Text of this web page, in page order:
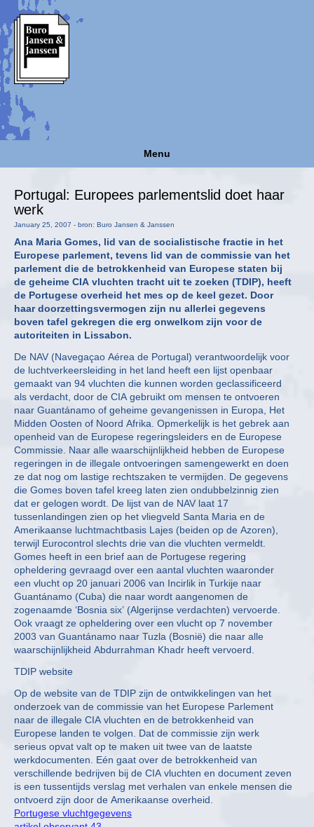
Menu
Portugal: Europees parlementslid doet haar
werk
January 25, 2007 - bron: Buro Jansen & Janssen
Ana Maria Gomes, lid van de socialistische fractie in het
Europese parlement, tevens lid van de commissie van het
parlement die de betrokkenheid van Europese staten bij
de geheime CIA vluchten tracht uit te zoeken (TDIP), heeft
de Portugese overheid het mes op de keel gezet. Door
haar doorzettingsvermogen zijn nu allerlei gegevens
boven tafel gekregen die erg onwelkom zijn voor de
autoriteiten in Lissabon.
De NAV (Navegaçao Aérea de Portugal) verantwoordelijk voor
de luchtverkeersleiding in het land heeft een lijst openbaar
gemaakt van 94 vluchten die kunnen worden geclassificeerd
als verdacht, door de CIA gebruikt om mensen te ontvoeren
naar Guantánamo of geheime gevangenissen in Europa, Het
Midden Oosten of Noord Afrika. Opmerkelijk is het gebrek aan
openheid van de Europese regeringsleiders en de Europese
Commissie. Naar alle waarschijnlijkheid hebben de Europese
regeringen in de illegale ontvoeringen samengewerkt en doen
ze dat nog om lastige rechtszaken te vermijden. De gegevens
die Gomes boven tafel kreeg laten zien ondubbelzinnig zien
dat er gelogen wordt. De lijst van de NAV laat 17
tussenlandingen zien op het vliegveld Santa Maria en de
Amerikaanse luchtmachtbasis Lajes (beiden op de Azoren),
terwijl Eurocontrol slechts drie van die vluchten vermeldt.
Gomes heeft in een brief aan de Portugese regering
opheldering gevraagd over een aantal vluchten waaronder
een vlucht op 20 januari 2006 van Incirlik in Turkije naar
Guantánamo (Cuba) die naar wordt aangenomen de
zogenaamde ‘Bosnia six’ (Algerijnse verdachten) vervoerde.
Ook vraagt ze opheldering over een vlucht op 7 november
2003 van Guantánamo naar Tuzla (Bosnië) die naar alle
waarschijnlijkheid Abdurrahman Khadr heeft vervoerd.
TDIP website
Op de website van de TDIP zijn de ontwikkelingen van het
onderzoek van de commissie van het Europese Parlement
naar de illegale CIA vluchten en de betrokkenheid van
Europese landen te volgen. Dat de commissie zijn werk
serieus opvat valt op te maken uit twee van de laatste
werkdocumenten. Eén gaat over de betrokkenheid van
verschillende bedrijven bij de CIA vluchten en document zeven
is een tussentijds verslag met verhalen van enkele mensen die
ontvoerd zijn door de Amerikaanse overheid.
Portugese vluchtgegevens